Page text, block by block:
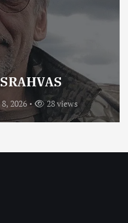
aru
terve
koos anda
2026 16 views